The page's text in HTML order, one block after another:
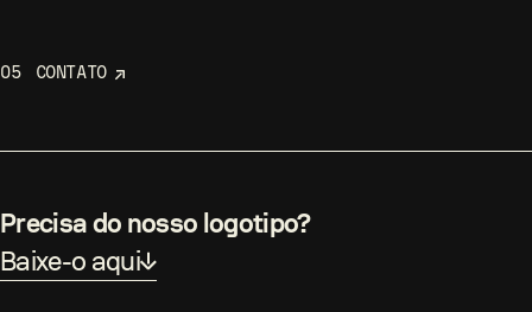
05 CONTATO
Precisa do nosso logotipo?
Baixe-o aqui